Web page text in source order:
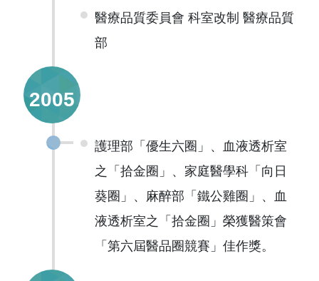
醫療品質委員會 科室改制 醫療品質
部
2005
護理部「優生六圈」、血液透析室
之「拾金圈」、家庭醫學科「向日
葵圈」、麻醉部「鐵公雞圈」、血
液透析室之「拾金圈」榮獲醫策會
「第六屆醫品圈競賽」佳作獎。